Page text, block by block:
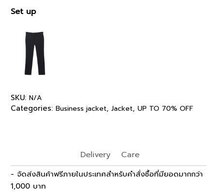
Set up
SKU: N/A
Categories: Business jacket, Jacket, UP TO 70% OFF
Delivery Care
- จัดส่งสินค้าฟรีภายในประเทศสำหรับคำสั่งซื้อที่มียอดมากกว่า
1,000 บาท